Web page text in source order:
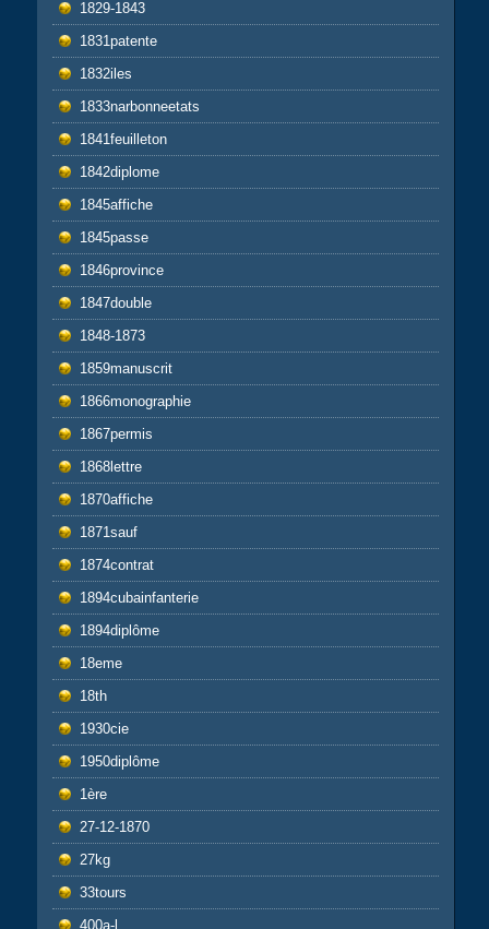
1829-1843
1831patente
1832iles
1833narbonneetats
1841feuilleton
1842diplome
1845affiche
1845passe
1846province
1847double
1848-1873
1859manuscrit
1866monographie
1867permis
1868lettre
1870affiche
1871sauf
1874contrat
1894cubainfanterie
1894diplôme
18eme
18th
1930cie
1950diplôme
1ère
27-12-1870
27kg
33tours
400a-l